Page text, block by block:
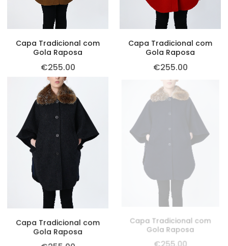
Capa Tradicional com
Gola Raposa
€255.00
Capa Tradicional com
Gola Raposa
€255.00
Capa Tradicional com
Gola Raposa
Capa Tradicional com
Gola Raposa